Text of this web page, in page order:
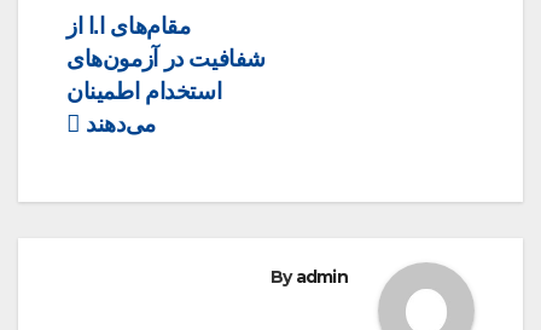
مقام‌های ا.ا از
شفافیت در آزمون‌های
استخدام اطمینان
می‌دهند
Byadmin